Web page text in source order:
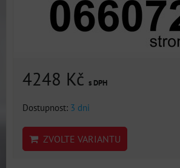
4248 Kč s DPH
Dostupnost: 3 dni
ZVOLTE VARIANTU